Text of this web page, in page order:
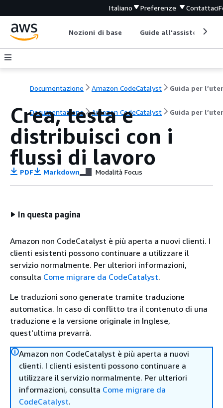
Italiano Preferenze Contattaci
Nozioni di base Guide all'assistenza
Documentazione Amazon CodeCatalyst Guida per
Documentazione Amazon CodeCatalyst Guida per
Crea, testa e
distribuisci con i
flussi di lavoro
PDF Markdown Modalità Focus
In questa pagina
Amazon non CodeCatalyst è più aperta a nuovi clienti. I
clienti esistenti possono continuare a utilizzare il
servizio normalmente. Per ulteriori informazioni,
consulta Come migrare da CodeCatalyst.
Le traduzioni sono generate tramite traduzione
automatica. In caso di conflitto tra il contenuto di una
traduzione e la versione originale in Inglese,
quest'ultima prevarrà.
Amazon non CodeCatalyst è più aperta a nuovi
clienti. I clienti esistenti possono continuare a
utilizzare il servizio normalmente. Per ulteriori
informazioni, consulta Come migrare da
CodeCatalyst.